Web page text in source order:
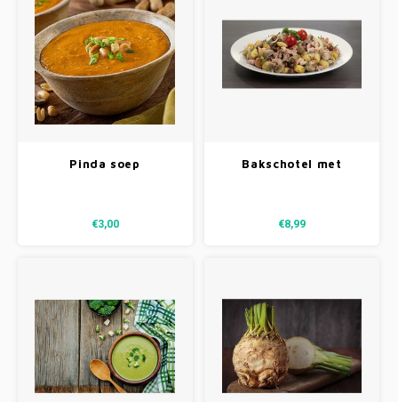
Pinda soep
€3,00
Bakschotel met
€8,99